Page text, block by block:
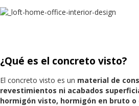
¿Qué es el concreto visto?
El concreto visto es un material de
revestimientos ni acabados
hormigón visto, hormigón en bruto